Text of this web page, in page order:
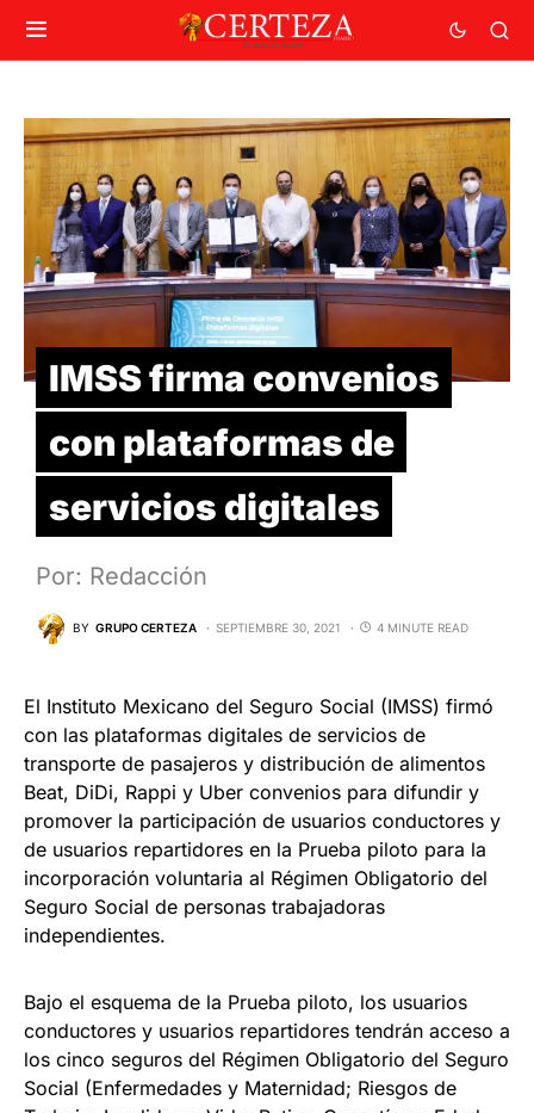
IMSS firma convenios
con plataformas de
servicios digitales
Por: Redacción
BY GRUPO CERTEZA SEPTIEMBRE 30, 2021 4 MINUTE READ
El Instituto Mexicano del Seguro Social (IMSS) firmó
con las plataformas digitales de servicios de
transporte de pasajeros y distribución de alimentos
Beat, DiDi, Rappi y Uber convenios para difundir y
promover la participación de usuarios conductores y
de usuarios repartidores en la Prueba piloto para la
incorporación voluntaria al Régimen Obligatorio del
Seguro Social de personas trabajadoras
independientes.
Bajo el esquema de la Prueba piloto, los usuarios
conductores y usuarios repartidores tendrán acceso a
los cinco seguros del Régimen Obligatorio del Seguro
Social (Enfermedades y Maternidad; Riesgos de